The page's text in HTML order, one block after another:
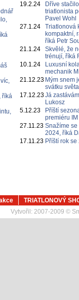
říká
19.2.24
Dříve
triatlonista
Pavel Wohl
27.1.24
Triatlonová
kompaktní,
říká Petr
21.1.24
Skvělé, že
trénují, říká
10.1.24
Luxusní
mechanik
21.12.23 Mým snem
svátku
17.12.23Já
Lukosz
5.12.23
Příští
premiéru
27.11.23 Snažíme
2024, říká
17.11.23 Příští rok
TRIATLONOVÝ
Vytvořil: 2007-2009 ©